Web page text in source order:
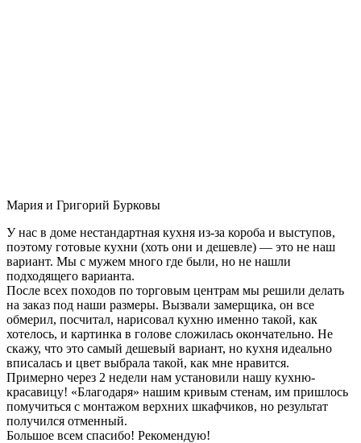
Мария и Григорий Бурковы
У нас в доме нестандартная кухня из-за короба и выступов,
поэтому готовые кухни (хоть они и дешевле) — это не наш
вариант. Мы с мужем много где были, но не нашли
подходящего варианта.
После всех походов по торговым центрам мы решили делать
на заказ под наши размеры. Вызвали замерщика, он все
обмерил, посчитал, нарисовал кухню именно такой, как
хотелось, и картинка в голове сложилась окончательно. Не
скажу, что это самый дешевый вариант, но кухня идеально
вписалась и цвет выбрала такой, как мне нравится.
Примерно через 2 недели нам установили нашу кухню-
красавицу! «Благодаря» нашим кривым стенам, им пришлось
помучиться с монтажом верхних шкафчиков, но результат
получился отменный.
Большое всем спасибо! Рекомендую!